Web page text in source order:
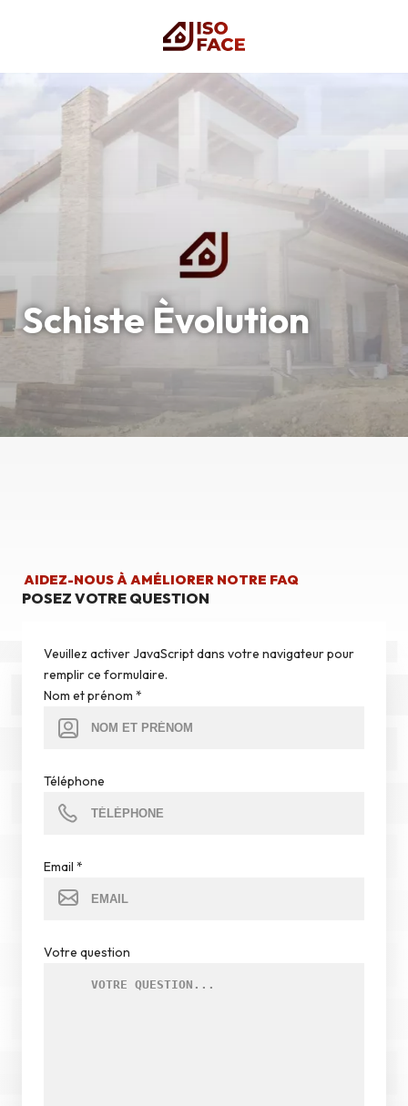
Schiste Èvolution
AIDEZ-NOUS À AMÉLIORER NOTRE FAQ
POSEZ VOTRE QUESTION
Veuillez activer JavaScript dans votre navigateur pour
remplir ce formulaire.
Nom et prénom *
Téléphone
Email *
Votre question